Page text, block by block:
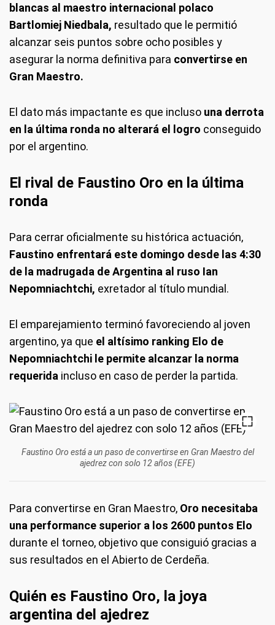
blancas al maestro internacional polaco
Bartlomiej Niedbala, resultado que le permitió
alcanzar seis puntos sobre ocho posibles y
asegurar la norma definitiva para convertirse en
Gran Maestro.
El dato más impactante es que incluso una derrota
en la última ronda no alterará el logro conseguido
por el argentino.
El rival de Faustino Oro en la última
ronda
Para cerrar oficialmente su histórica actuación,
Faustino enfrentará este domingo desde las 4:30
de la madrugada de Argentina al ruso Ian
Nepomniachtchi, exretador al título mundial.
El emparejamiento terminó favoreciendo al joven
argentino, ya que el altísimo ranking Elo de
Nepomniachtchi le permite alcanzar la norma
requerida incluso en caso de perder la partida.
Faustino Oro está a un paso de convertirse en Gran Maestro del
ajedrez con solo 12 años (EFE)
Para convertirse en Gran Maestro, Oro necesitaba
una performance superior a los 2600 puntos Elo
durante el torneo, objetivo que consiguió gracias a
sus resultados en el Abierto de Cerdeña.
Quién es Faustino Oro, la joya
argentina del ajedrez